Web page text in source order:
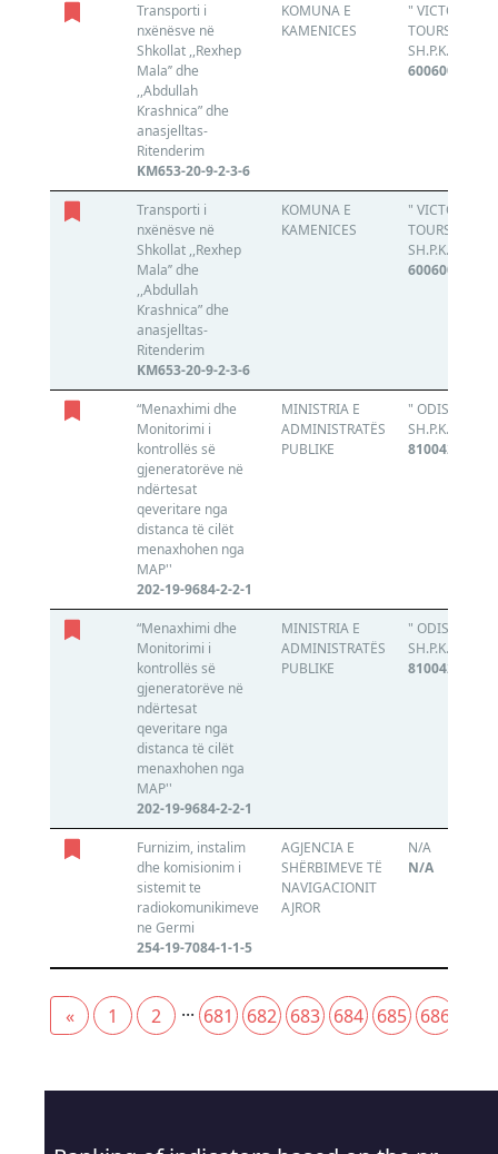
Transporti i
nxënësve në
Shkollat ,,Rexhep
Mala’’ dhe
,,Abdullah
Krashnica” dhe
anasjelltas-
Ritenderim
KM653-20-9-2-3-6
KOMUNA E
KAMENICES
" VICTORIA
TOURS "
SH.P.K.
600600672
Transporti i
nxënësve në
Shkollat ,,Rexhep
Mala’’ dhe
,,Abdullah
Krashnica” dhe
anasjelltas-
Ritenderim
KM653-20-9-2-3-6
KOMUNA E
KAMENICES
" VICTORIA
TOURS "
SH.P.K.
600600672
“Menaxhimi dhe
Monitorimi i
kontrollës së
gjeneratorëve në
ndërtesat
qeveritare nga
distanca të cilët
menaxhohen nga
MAP''
202-19-9684-2-2-1
MINISTRIA E
ADMINISTRATËS
PUBLIKE
" ODISEJA "
SH.P.K.
810042557
“Menaxhimi dhe
Monitorimi i
kontrollës së
gjeneratorëve në
ndërtesat
qeveritare nga
distanca të cilët
menaxhohen nga
MAP''
202-19-9684-2-2-1
MINISTRIA E
ADMINISTRATËS
PUBLIKE
" ODISEJA "
SH.P.K.
810042557
Furnizim, instalim
dhe komisionim i
sistemit te
radiokomunikimeve
ne Germi
254-19-7084-1-1-5
AGJENCIA E
SHËRBIMEVE TË
NAVIGACIONIT
AJROR
N/A
N/A
« 1 2 ... 681 682 683 684 685 686